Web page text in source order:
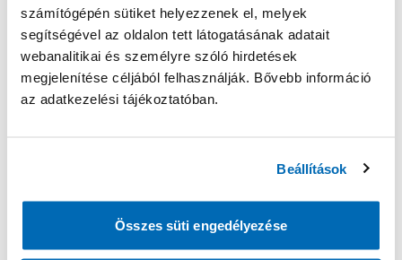
számítógépén sütiket helyezzenek el, melyek
segítségével az oldalon tett látogatásának adatait
webanalitikai és személyre szóló hirdetések
megjelenítése céljából felhasználják. Bővebb információ
az adatkezelési tájékoztatóban.
Beállítások
Összes süti engedélyezése